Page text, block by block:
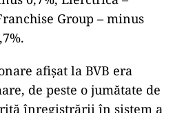
Group – minus
afişat la BVB era
de peste o jumătate de
înregistrării în sistem a